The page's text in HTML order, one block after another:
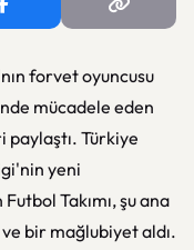
forvet oyuncusu
mücadele eden
paylaştı. Türkiye
yeni
Takımı, şu ana
bir mağlubiyet aldı.